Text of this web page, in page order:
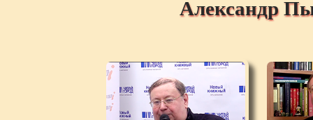
Александр